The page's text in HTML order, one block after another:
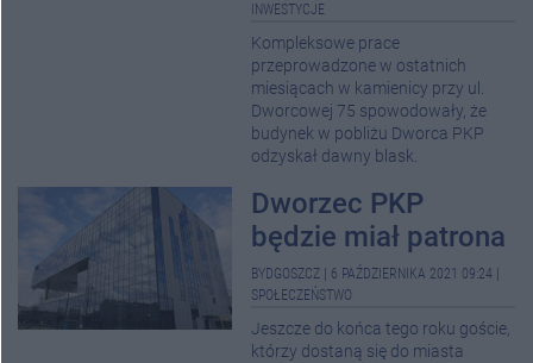
INWESTYCJE
Kompleksowe prace
przeprowadzone w ostatnich
miesiącach w kamienicy przy ul.
Dworcowej 75 spowodowały, że
budynek w pobliżu Dworca PKP
odzyskał dawny blask.
Dworzec PKP
będzie miał patrona
BYDGOSZCZ 6 PAŹDZIERNIKA 2021 09:24
SPOŁECZEŃSTWO
Jeszcze do końca tego roku goście,
którzy dostaną się do miasta